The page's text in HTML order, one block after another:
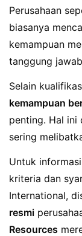
Perusahaan
biasanya
kemampuan
tanggung
Selain
kemampuan
penting. Hal ini
sering
Untuk
kriteria dan
International,
resmi
Resources